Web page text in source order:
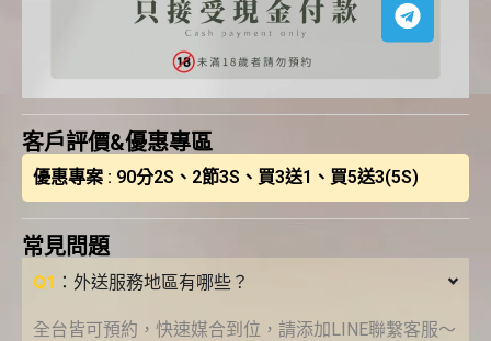
客戶評價&優惠專區
優惠專案 : 90分2S、2節3S、買3送1、買5送3(5S)
常見問題
Q1 ：外送服務地區有哪些？
全台皆可預約，快速媒合到位，請添加LINE聯繫客服～